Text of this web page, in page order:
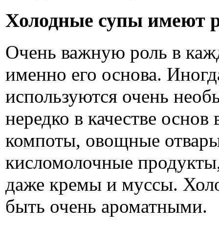
Холодные супы имеют
Очень важную роль в
именно его основа.
используются очень
нередко в качестве
компоты, овощные
кисломолочные
даже кремы и муссы.
быть очень ароматными.